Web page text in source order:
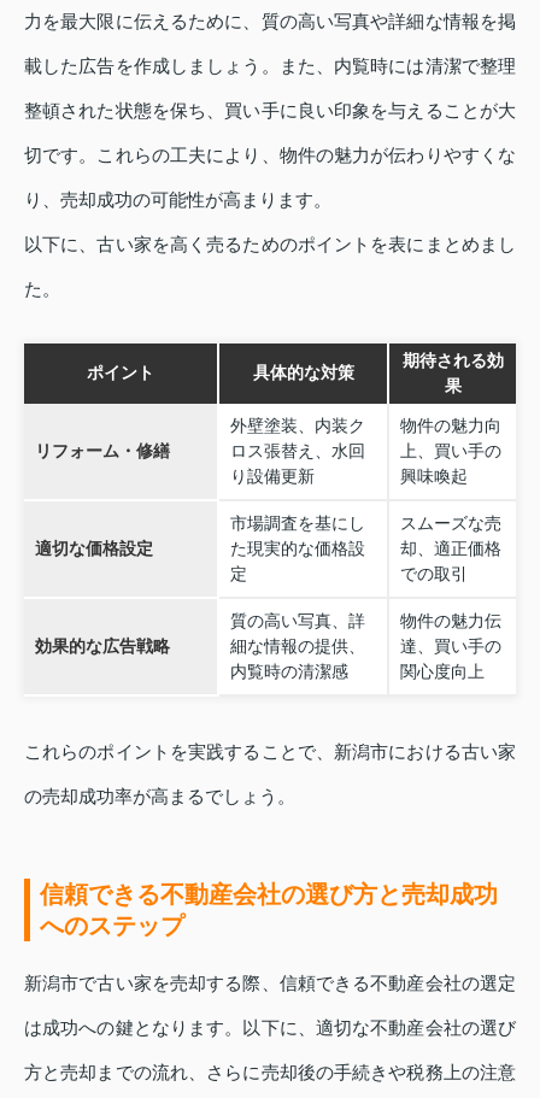
力を最大限に伝えるために、質の高い写真や詳細な情報を掲
載した広告を作成しましょう。また、内覧時には清潔で整理
整頓された状態を保ち、買い手に良い印象を与えることが大
切です。これらの工夫により、物件の魅力が伝わりやすくな
り、売却成功の可能性が高まります。
以下に、古い家を高く売るためのポイントを表にまとめまし
た。
ポイント 具体的な対策
期待される効
果
リフォーム・修繕
外壁塗装、内装ク
ロス張替え、水回
り設備更新
物件の魅力向
上、買い手の
興味喚起
適切な価格設定
市場調査を基にし
た現実的な価格設
定
スムーズな売
却、適正価格
での取引
効果的な広告戦略
質の高い写真、詳
細な情報の提供、
内覧時の清潔感
物件の魅力伝
達、買い手の
関心度向上
これらのポイントを実践することで、新潟市における古い家
の売却成功率が高まるでしょう。
信頼できる不動産会社の選び方と売却成功
へのステップ
新潟市で古い家を売却する際、信頼できる不動産会社の選定
は成功への鍵となります。以下に、適切な不動産会社の選び
方と売却までの流れ、さらに売却後の手続きや税務上の注意